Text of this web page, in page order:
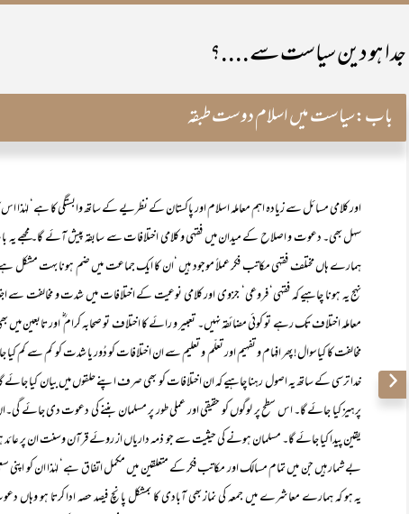
جدا ہو دین سیاست سے....؟
باب:سیاست میں اسلام دوست طبقہ
اور کلامی مسائل سے زیادہ اہم معاملہ اسلام اور پاکستان کے نظریے کے ساتھ وابستگی کا ہے‘
سہل بھی۔ دعوت و اصلاح کے میدان میں فقہی و کلامی اختلافات سے سابقہ پیش آئے گا۔ مجھے یہ بات
ہمارے ہاں مختلف فقہی مکاتب فکر عملاً موجود ہیں ‘ان کا ایک جماعت میں ضم ہونا بہت مشکل
نہج یہ ہونا چاہیے کہ فقہی‘ فروعی‘ جزوی اور کلامی نوعیت کے اختلافات میں شدت و مخالفت
معاملہ اختلاف تک رہے تو کوئی مضائقہ نہیں۔ تعبیر و رائے کا اختلاف تو صحابہ کرام ؓ اور تابعین
مخالفت کا کیاسوال! پھر افہام و تفہیم اور تعلّم و تعلیم سے ان اختلافات کو دُور یا شدت کو کم سے
خدا ترسی کے ساتھ یہ اصول رہنا چاہیے کہ ان اختلافات کو بھی صرف اپنے حلقوں میں بیان کیا
پرہیز کیا جائے گا۔ اس سطح پر لوگوں کو حقیقی اور عملی طور پر مسلمان بننے کی دعوت دی جائے
یقین پیدا کیا جائے گا۔ مسلمان ہونے کی حیثیت سے جو ذمہ داریاں از روئے قرآن وسنت ان پر
بے شمار ہیں جن میں تمام مسالک اور مکاتب فکر کے متعلقین میں مکمل اتفاق ہے‘ لہٰذا ان کو
یہ ہو کہ ہمارے معاشرے میں جمعہ کی نماز بھی آبادی کا بمشکل پانچ فیصد حصہ ادا کرتا ہو